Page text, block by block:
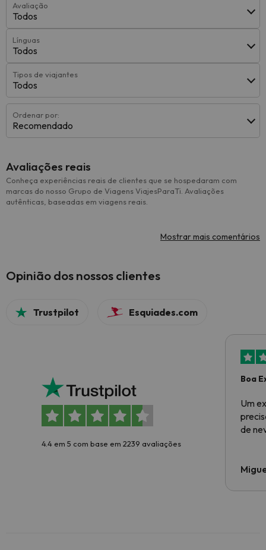
Avaliação
Todos
Línguas
Todos
Tipos de viajantes
Todos
Ordenar por:
Recomendado
Avaliações reais
Conheça experiências reais de clientes que se hospedaram com
marcas do nosso Grupo de Viagens ViajesParaTi. Avaliações
autênticas, baseadas em viagens reais.
Mostrar mais comentários
Opinião dos nossos clientes
Trustpilot Esquiades.com
4.4 em 5 com base em 2239 avaliações
Boa
Um
de